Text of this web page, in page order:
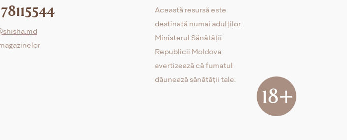
78115544
Această resursă este
destinată numai adulților.
Ministerul Sănătății
Republicii Moldova
avertizează că fumatul
dăunează sănătății tale.